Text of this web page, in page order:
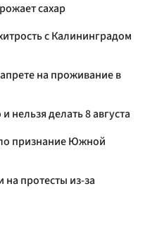
сахар
с Калининградом
на проживание в
нельзя делать 8 августа
признание Южной
протесты из-за